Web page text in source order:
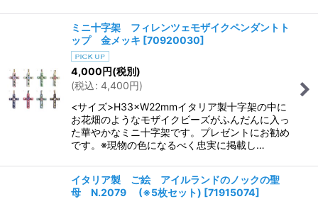
ミニ十字架 フィレンツェモザイクペンダントト
ップ 金メッキ [70920030]
4,000円(税別)
(税込: 4,400円)
<サイズ>H33×W22mmイタリア製十字架の中に
お花畑のようなモザイクビーズがふんだんに入っ
た華やかなミニ十字架です。プレゼントにお勧め
です。※現物の色になるべく忠実に掲載し…
イタリア製 ご絵 アイルランドのノックの聖
母 N.2079 (※5枚セット) [71915074]